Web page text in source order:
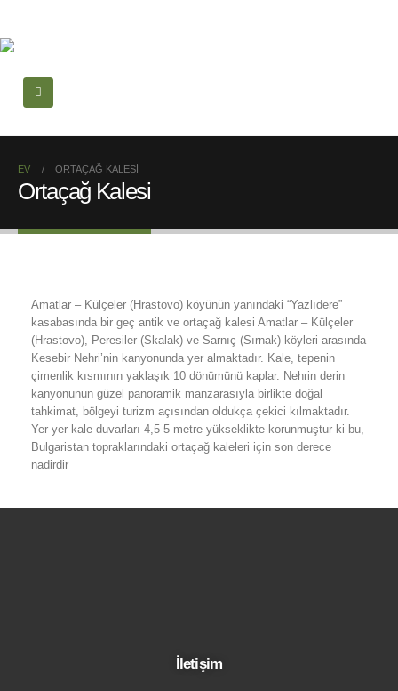
EV ORTAÇAĞ KALESI
Ortaçağ Kalesi
Amatlar – Külçeler (Hrastovo) köyünün yanındaki “Yazlıdere”
kasabasında bir geç antik ve ortaçağ kalesi Amatlar – Külçeler
(Hrastovo), Peresiler (Skalak) ve Sarnıç (Sırnak) köyleri arasında
Kesebir Nehri’nin kanyonunda yer almaktadır. Kale, tepenin
çimenlik kısmının yaklaşık 10 dönümünü kaplar. Nehrin derin
kanyonunun güzel panoramik manzarasıyla birlikte doğal
tahkimat, bölgeyi turizm açısından oldukça çekici kılmaktadır.
Yer yer kale duvarları 4,5-5 metre yükseklikte korunmuştur ki bu,
Bulgaristan topraklarındaki ortaçağ kaleleri için son derece
nadirdir
İletişim